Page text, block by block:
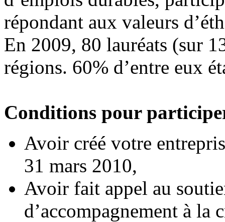
répondant aux valeurs
En 2009, 80 lauréats (sur
régions. 60% d’entre eux
Conditions pour
Avoir créé votre
31 mars 2010,
Avoir fait appel au
d’accompagnement à la